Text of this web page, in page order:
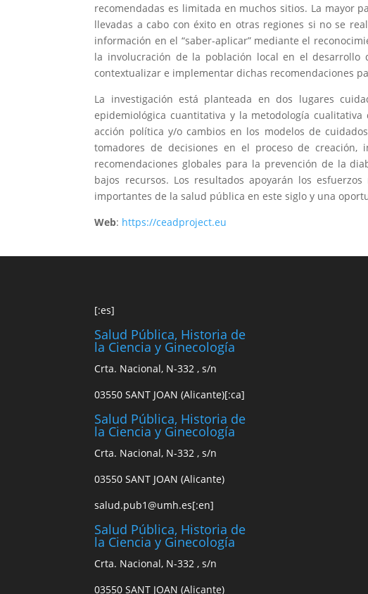
recomendadas es limitada en muchos sitios. La mayor
llevadas a cabo con éxito en otras regiones si no se
información en el “saber-aplicar” mediante el
la involucración de la población local en el
contextualizar e implementar dichas recomendaciones
La investigación está planteada en dos lugares
epidemiológica cuantitativa y la metodología
acción política y/o cambios en los modelos de
tomadores de decisiones en el proceso de
recomendaciones globales para la prevención de la
bajos recursos. Los resultados apoyarán los
importantes de la salud pública en este siglo y una
Web: https://ceadproject.eu
[:es]
Salud Pública, Historia de
la Ciencia y Ginecología
Crta. Nacional, N-332 , s/n
03550 SANT JOAN (Alicante)[:ca]
Salud Pública, Historia de
la Ciencia y Ginecología
Crta. Nacional, N-332 , s/n
03550 SANT JOAN (Alicante)
salud.pub1@umh.es[:en]
Salud Pública, Historia de
la Ciencia y Ginecología
Crta. Nacional, N-332 , s/n
03550 SANT JOAN (Alicante)